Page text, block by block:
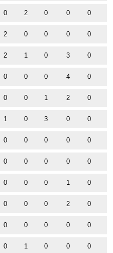
0 2 0 0 0
2 0 0 0 0
2 1 0 3 0
0 0 0 4 0
0 0 1 2 0
1 0 3 0 0
0 0 0 0 0
0 0 0 0 0
0 0 0 1 0
0 0 0 2 0
0 0 0 0 0
0 1 0 0 0